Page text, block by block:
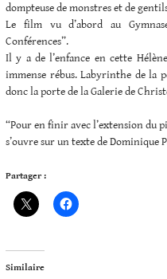
dompteuse de monstres et de
Le film vu d’abord au
Conférences”.
Il y a de l’enfance en cette
immense rébus. Labyrinthe de la
donc la porte de la Galerie de
“Pour en finir avec l’extension du
s’ouvre sur un texte de Dominique
Partager :
Similaire